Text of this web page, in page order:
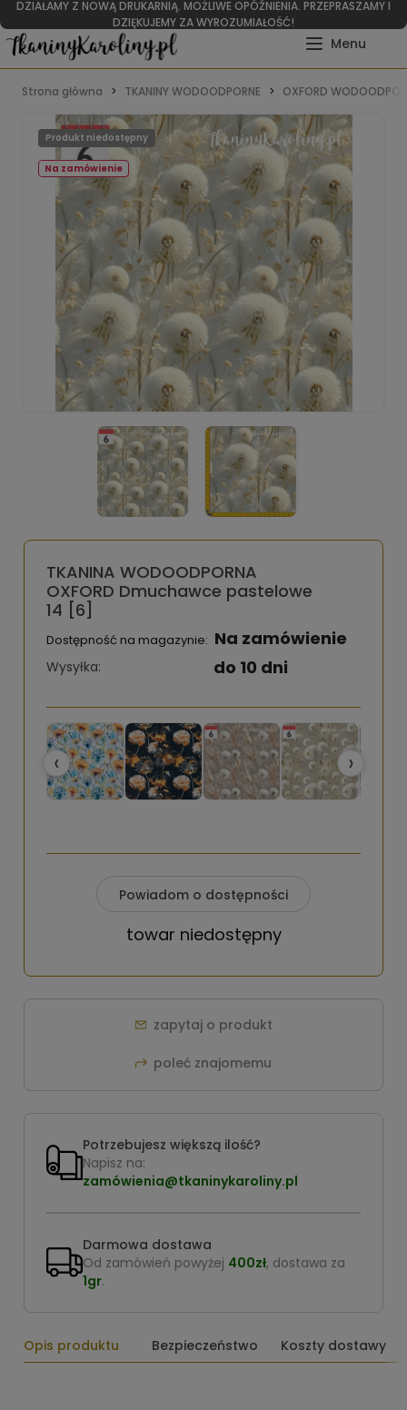
DZIAŁAMY Z NOWĄ DRUKARNIĄ. MOŻLIWE OPÓŹNIENIA. PRZEPRASZAMY I
DZIĘKUJEMY ZA WYROZUMIAŁOŚĆ!
Strona główna TKANINY WODOODPORNE OXFORD
Na zamówienie
Produkt niedostępny
TKANINA WODOODPORNA
OXFORD Dmuchawce pastelowe
14 [6]
Dostępność na magazynie: Na zamówienie
Wysyłka: do 10 dni
‹ ›
Powiadom o dostępności
towar niedostępny
zapytaj o produkt
poleć znajomemu
Potrzebujesz większą ilość?
Napisz na:
zamówienia@tkaninykaroliny.pl
Darmowa dostawa
Od zamówień powyżej 400zł, dostawa za
1gr.
Opis produktu Bezpieczeństwo Koszty dostawy